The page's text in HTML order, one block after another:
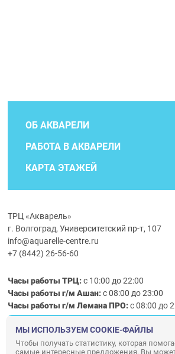
ОБ АКВАРЕЛИ
РАБОТА В АКВАРЕЛИ
КАРТА ЭТАЖЕЙ
ТРЦ «Акварель»
г. Волгоград, Университетский пр-т, 107
info@aquarelle-centre.ru
+7 (8442) 26-56-60
Часы работы ТРЦ:с 10:00 до 22:00
Часы работы г/м Ашан:с 08:00 до 23:00
Часы работыг/мЛемана ПРО:с 08:00 до
Правила посещения ТРЦ «Акварель»
МЫ ИСПОЛЬЗУЕМ COOKIE-ФАЙЛЫ
Чтобы получать статистику, которая
самые интересные предложения. Вы